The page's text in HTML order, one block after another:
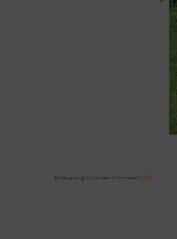
Beitrag eingestellt vom Pressewart NRW